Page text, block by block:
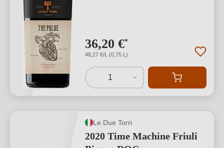
36,20 €*
48,27 €/L (0,75 L)
1
Le Due Torri
2020 Time Machine Friuli